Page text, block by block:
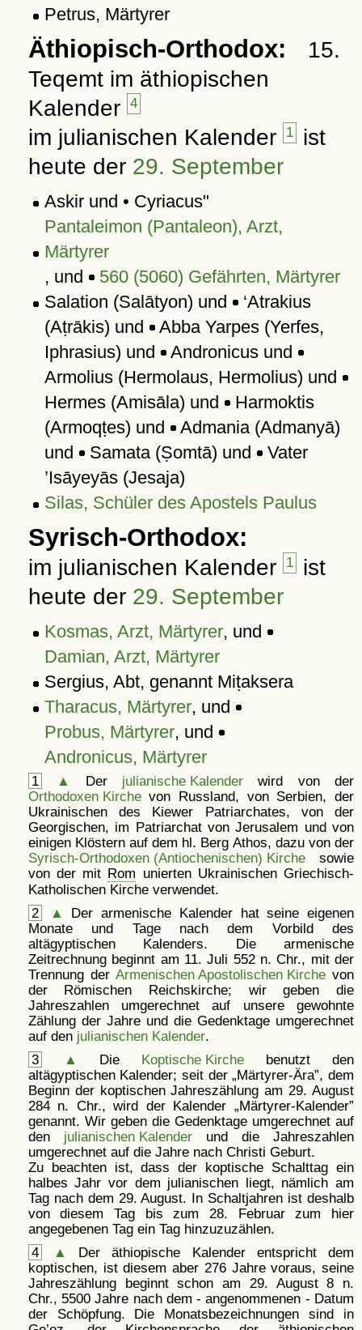
Petrus, Märtyrer
Äthiopisch-Orthodox:
15.
Teqemt im äthiopischen
Kalender
4
im julianischen Kalender 1 ist
heute der 29. September
Askir und • Cyriacus"
Pantaleimon (Pantaleon), Arzt,
Märtyrer
, und
560 (5060) Gefährten, Märtyrer
Salation (Salātyon) und ‘Atrakius
(Aṭrākis) und Abba Yarpes (Yerfes,
Iphrasius) und Andronicus und
Armolius (Hermolaus, Hermolius) und
Hermes (Amisāla) und Harmoktis
(Armoqṭes) und Admania (Admanyā)
und Samata (Ṣomtā) und Vater
’Isāyeyās (Jesaja)
Silas, Schüler des Apostels Paulus
Syrisch-Orthodox:
im julianischen Kalender 1 ist
heute der 29. September
Kosmas, Arzt, Märtyrer, und
Damian, Arzt, Märtyrer
Sergius, Abt, genannt Miṭaksera
Tharacus, Märtyrer, und
Probus, Märtyrer, und
Andronicus, Märtyrer
1 ▲ Der julianische Kalenderwird von der
Orthodoxen Kirchevon Russland, von Serbien, der
Ukrainischen des Kiewer Patriarchates, von der
Georgischen, im Patriarchat von Jerusalem und von
einigen Klöstern auf dem hl. Berg Athos, dazu von der
Syrisch-Orthodoxen (Antiochenischen) Kirchesowie
von der mit Rom unierten Ukrainischen Griechisch-
Katholischen Kirche verwendet.
2
▲
Der armenische Kalender hat seine eigenen
Monate und Tage nach dem Vorbild des
altägyptischen Kalenders. Die armenische
Zeitrechnung beginnt am 11. Juli 552 n. Chr., mit der
Trennung derArmenischen Apostolischen Kirche von
der Römischen Reichskirche; wir geben die
Jahreszahlen umgerechnet auf unsere gewohnte
Zählung der Jahre und die Gedenktage umgerechnet
auf den julianischen Kalender.
3
▲ Die Koptische Kirchebenutzt den
altägyptischen Kalender; seit der Märtyrer-Ära , dem
Beginn der koptischen Jahreszählung am 29. August
284 n. Chr., wird der Kalender
Märtyrer-Kalender
genannt. Wir geben die Gedenktage umgerechnet auf
den julianischen Kalenderund die Jahreszahlen
umgerechnet auf die Jahre nach Christi Geburt.
Zu beachten ist, dass der koptische Schalttag ein
halbes Jahr vor dem julianischen liegt, nämlich am
Tag nach dem 29. August. In Schaltjahren ist deshalb
von diesem Tag bis zum 28. Februar zum hier
angegebenen Tag ein Tag hinzuzuzählen.
4
▲
Der äthiopische Kalender entspricht dem
koptischen, ist diesem aber 276 Jahre voraus, seine
Jahreszählung beginnt schon am 29. August 8 n.
Chr., 5500 Jahre nach dem - angenommenen - Datum
der Schöpfung. Die Monatsbezeichnungen sind in